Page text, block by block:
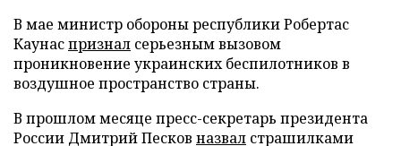
В мае министр обороны республики Робертас
Каунаспризнал серьезным вызовом
проникновение украинских беспилотников в
воздушное пространство страны.
В прошлом месяце пресс-секретарь президента
России Дмитрий Песков назвал страшилками